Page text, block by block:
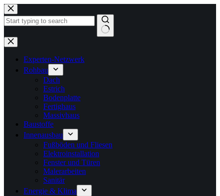
Zum
Inhalt
springen
Keine
Ergebnisse
Experten-Netzwerk
Rohbau
Dach
Estrich
Bodenplatte
Fertighaus
Massivhaus
Baustoffe
Innenausbau
Fußböden und Fliesen
Elektroinstallation
Fenster und Türen
Malerarbeiten
Sanitär
Energie & Klima